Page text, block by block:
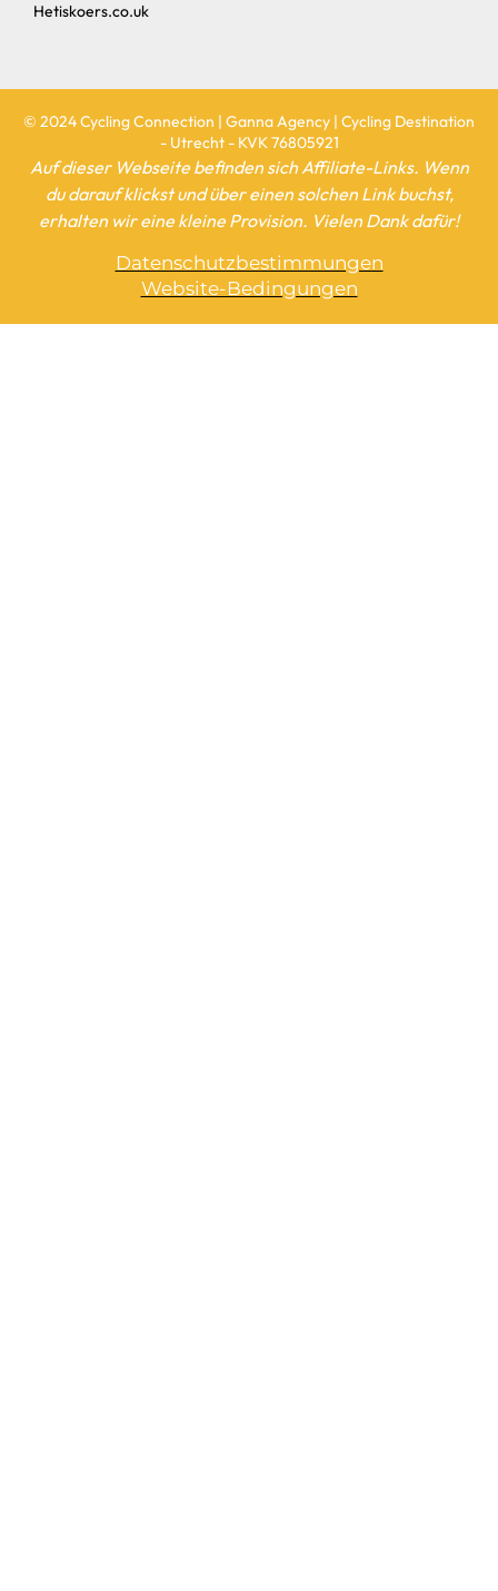
Hetiskoers.co.uk
© 2024 Cycling Connection | Ganna Agency | Cycling Destination
- Utrecht - KVK 76805921
Auf dieser Webseite befinden sich Affiliate-Links. Wenn
du darauf klickst und über einen solchen Link buchst,
erhalten wir eine kleine Provision. Vielen Dank dafür!
Datenschutzbestimmungen
Website-Bedingungen